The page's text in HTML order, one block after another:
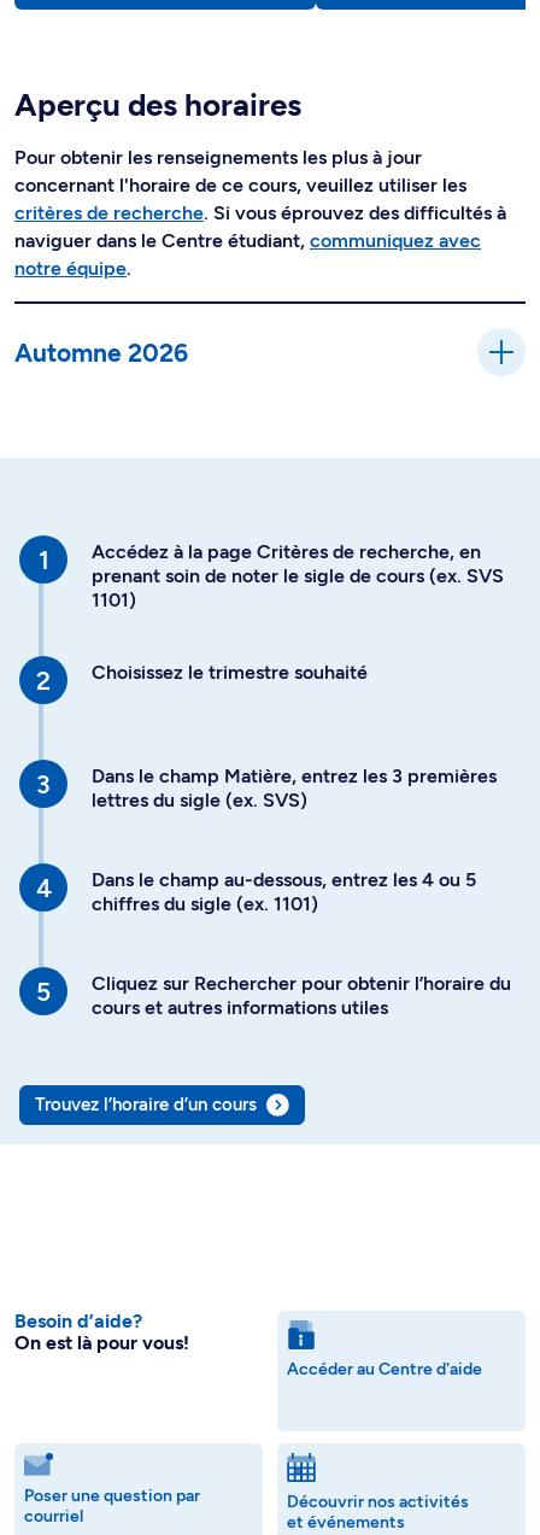
Aperçu des horaires
Pour obtenir les renseignements les plus à jour
concernant l'horaire de ce cours, veuillez utiliser les
critères de recherche. Si vous éprouvez des difficultés à
naviguer dans le Centre étudiant, communiquez avec
notre équipe.
Automne 2026
Accédez à la page Critères de recherche, en
prenant soin de noter le sigle de cours (ex. SVS
1101)
Choisissez le trimestre souhaité
Dans le champ Matière, entrez les 3 premières
lettres du sigle (ex. SVS)
Dans le champ au-dessous, entrez les 4 ou 5
chiffres du sigle (ex. 1101)
Cliquez sur Rechercher pour obtenir l’horaire du
cours et autres informations utiles
Trouvez l’horaire d’un cours
Besoin d’aide?
On est là pour vous!
Accéder au Centre d'aide
Poser une question par
courriel
Découvrir nos activités
et événements